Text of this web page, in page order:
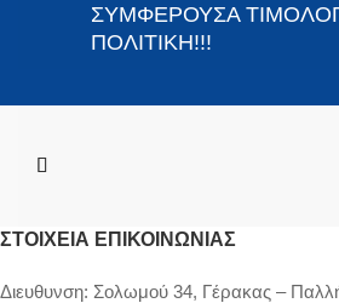
ΣΥΜΦΕΡΟΥΣΑ
ΠΟΛΙΤΙΚΗ!!!
ΣΤΟΙΧΕΊΑ ΕΠΙΚΟΙΝΩΝΊΑΣ
Διευθυνση: Σολωμού 34, Γέρακας –